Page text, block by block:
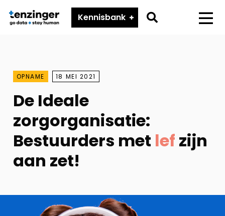
Tenzinger
Kennisbank
Go
OPNAME 18 MEI 2021
De Ideale
zorgorganisatie:
Bestuurders met lef zijn
aan zet!